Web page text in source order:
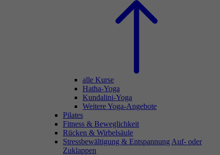
alle Kurse
Hatha-Yoga
Kundalini-Yoga
Weitere Yoga-Angebote
Pilates
Fitness & Beweglichkeit
Rücken & Wirbelsäule
Stressbewältigung & Entspannung Auf- oder
Zuklappen